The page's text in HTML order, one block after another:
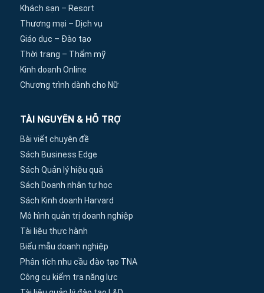
Khách sạn – Resort
Thương mại – Dịch vụ
Giáo dục – Đào tạo
Thời trang – Thẩm mỹ
Kinh doanh Online
Chương trình dành cho Nữ
TÀI NGUYÊN & HỖ TRỢ
Bài viết chuyên đề
Sách Business Edge
Sách Quản lý hiệu quả
Sách Doanh nhân tự học
Sách Kinh doanh Harvard
Mô hình quản trị doanh nghiệp
Tài liệu thực hành
Biểu mẫu doanh nghiệp
Phân tích nhu cầu đào tạo TNA
Công cụ kiểm tra năng lực